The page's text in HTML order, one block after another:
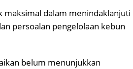
dalam menindaklanjuti
persoalan pengelolaan kebun
belum menunjukkan